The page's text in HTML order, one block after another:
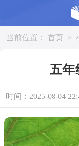
当前位置： 首页 >
五年
时间：2025-08-04